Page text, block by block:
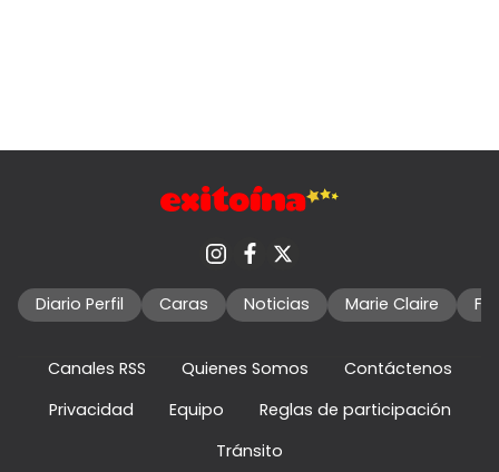
Diario Perfil Caras Noticias Marie Claire
Canales RSS Quienes Somos
Contáctenos
Privacidad
Equipo
Reglas de participación
Tránsito